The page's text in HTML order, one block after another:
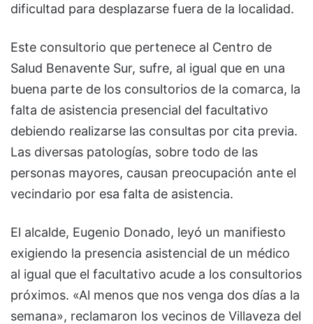
dificultad para desplazarse fuera de la localidad.
Este consultorio que pertenece al Centro de
Salud Benavente Sur, sufre, al igual que en una
buena parte de los consultorios de la comarca, la
falta de asistencia presencial del facultativo
debiendo realizarse las consultas por cita previa.
Las diversas patologías, sobre todo de las
personas mayores, causan preocupación ante el
vecindario por esa falta de asistencia.
El alcalde, Eugenio Donado, leyó un manifiesto
exigiendo la presencia asistencial de un médico
al igual que el facultativo acude a los consultorios
próximos. «Al menos que nos venga dos días a la
semana», reclamaron los vecinos de Villaveza del